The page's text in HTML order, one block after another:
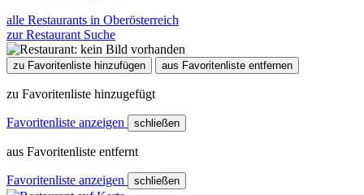
alle Restaurants in Oberösterreich
zur Restaurant Suche
zu Favoritenliste hinzufügen aus Favoritenliste entfernen
zu Favoritenliste hinzugefügt
Favoritenliste anzeigen schließen
aus Favoritenliste entfernt
Favoritenliste anzeigen schließen